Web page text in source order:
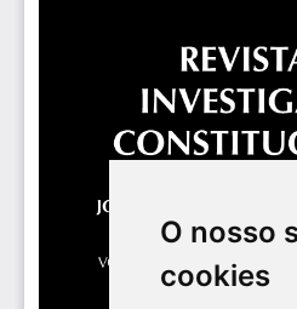
O nosso
cookies